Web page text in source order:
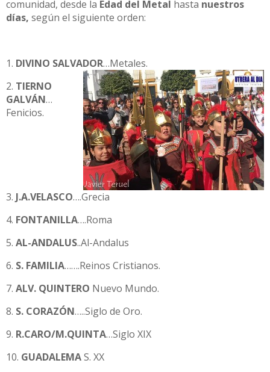
comunidad, desde la Edad del Metal hasta nuestros
días, según el siguiente orden:
1. DIVINO SALVADOR…Metales.
2. TIERNO
GALVÁN…
Fenicios.
3. J.A.VELASCO….Grecia
4. FONTANILLA….Roma
5. AL-ANDALUS..Al-Andalus
6. S. FAMILIA…….Reinos Cristianos.
7. ALV. QUINTERO Nuevo Mundo.
8. S. CORAZÓN…..Siglo de Oro.
9. R.CARO/M.QUINTA…Siglo XIX
10. GUADALEMAS. XX